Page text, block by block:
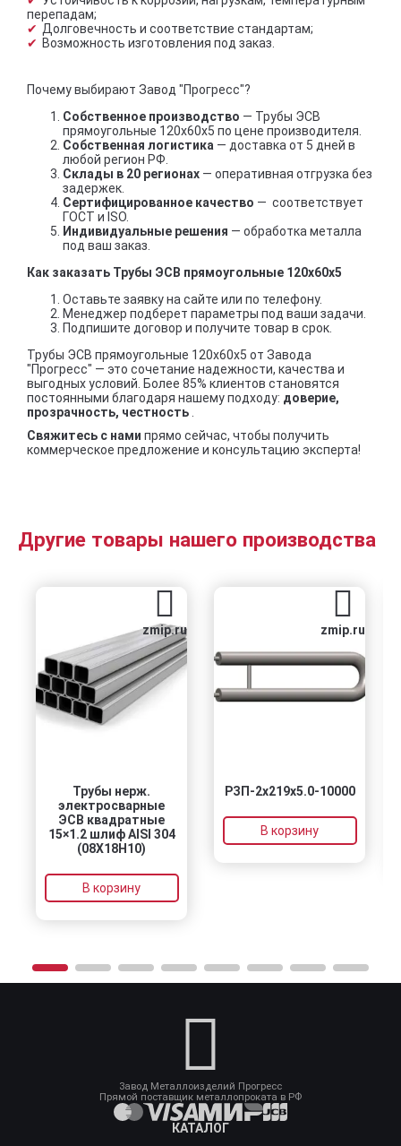
перепадам;
Долговечность и соответствие стандартам;
Возможность изготовления под заказ.
Почему выбирают Завод "Прогресс"?
Собственное производство — Трубы ЭСВ
прямоугольные 120х60х5 по цене производителя.
Собственная логистика — доставка от 5 дней в
любой регион РФ.
Склады в 20 регионах — оперативная отгрузка без
задержек.
Сертифицированное качество — соответствует
ГОСТ и ISO.
Индивидуальные решения — обработка металла
под ваш заказ.
Как заказать Трубы ЭСВ прямоугольные 120х60х5
Оставьте заявку на сайте или по телефону.
Менеджер подберет параметры под ваши задачи.
Подпишите договор и получите товар в срок.
Трубы ЭСВ прямоугольные 120х60х5 от Завода
"Прогресс" — это сочетание надежности, качества и
выгодных условий. Более 85% клиентов становятся
постоянными благодаря нашему подходу: доверие,
прозрачность, честность
Свяжитесь с нами прямо сейчас, чтобы получить
коммерческое предложение и консультацию эксперта!
Другие товары нашего производства
zmip.ru
Трубы нерж.
электросварные
ЭСВ квадратные
15×1.2 шлиф AISI 304
(08Х18Н10)
В корзину
zmip.ru
РЗП-2x219x5.0-10000
В корзину
Завод Металлоизделий Прогресс
Прямой поставщик металлопроката в РФ
КАТАЛОГ